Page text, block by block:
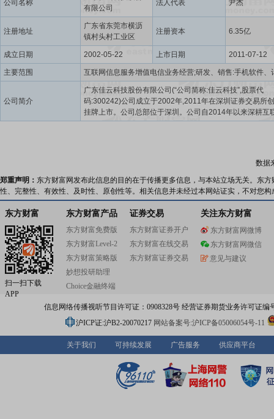
公司名称
有限公司
法人代表 尹杰
注册地址
广东省东莞市横沥
镇村头村工业区
注册资本 6.35亿
成立日期 2002-05-22 上市日期 2011-07-12
主要范围
公司简介
广东佳云科技股份有限公司(“公司简称:佳云科技”,股票代
码:300242)公司成立于2002年,2011年在深圳证券交易所
挂牌上市。公司总部位于深圳。公司自2014年以来深耕互
销行业,主要从事互联网营销业务,致力于为客户提供营销策
达到更高效的商业增长与效果转化的目的。除此之外,公司
了美妆护肤业务及保险经纪业务等,以谋求业务多元化发展
年,公司的主营业务仍集中在以OPPO、vivo、小米、华为
为代表的终端媒板块和以百度搜索、巨量引擎为代表的数
板块。移动终端媒体多采用行业独家代理模式,作为手机厂
功续约,连续两年获得小米生活服务行业独家代理,连续五年
星媒体全国独家代理,在华为媒体也处于头部广告代理商地
司为OPPO阅读行业独家代理,为vivo社交工具行业独家代
数字媒体方面,公司蝉联百度5星代理商,并聚焦针对优质客
度服务,在下沉社交、小说阅读、金融等行业着重发力,面对
营环境竞争加剧的挑战,公司致力于塑造服务口碑,提升客户
上半年,公司荣获“小米2021艾米奖最佳合作伙伴奖”、
度优秀代理”、“第22届IAI传鉴国际广告奖效果营销/ROI优
虎啸奖场景营销类优秀奖”、“第八届金梧奖-移动广告创意
营销类银奖”、“第八届金梧奖-移动广告创意节效果营销类
例奖”、“第十四届中国广告主金远奖大数据营销类银奖”等
显了公司在互联网营销领域的客户服务能力。
数据
郑重声明： 东方财富网发布此信息的目的在于传播更多信息，与本站立场无关。东
性、完整性、有效性、及时性、原创性等。相关信息并未经过本网站证实，不对您
东方财富
扫一扫下载
APP
东方财富产品
东方财富免费版
东方财富Level-2
东方财富策略版
妙想投研助理
Choice金融终端
证券交易
东方财富证券开户
东方财富在线交易
东方财富证券交易
关注东方财富
东方财富网微博
东方财富网微信
意见与建议
信息网络传播视听节目许可证：0908328号 经营证券期货业务许可证编
沪ICP证:沪B2-20070217 网站备案号:沪ICP备05006054号-11
关于我们 可持续发展 广告服务 供应商平台